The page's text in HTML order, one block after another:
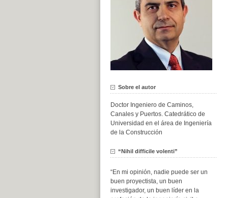
Sobre el autor
Doctor Ingeniero de Caminos,
Canales y Puertos. Catedrático de
Universidad en el área de Ingeniería
de la Construcción
“Nihil difficile volenti”
“En mi opinión, nadie puede ser un
buen proyectista, un buen
investigador, un buen líder en la